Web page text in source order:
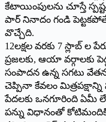
కేటాయింపులను చూస్తే
పార్‌ ‌నినాదం గండి పెట్టకపోతే
వొచ్చేది.
12లక్షల వరకు 7 స్లాబ్‌ ‌ల
ప్రజలకు, ఆయా వర్గాలకు
సంపాదన ఉన్న సగటు వేతన
చెప్పినా కేవలం మిత్రపక్షాన్ని
పేదలకు ఒనగూరింది ఏమీ
పన్ను విధానంతో కోటిమందికి